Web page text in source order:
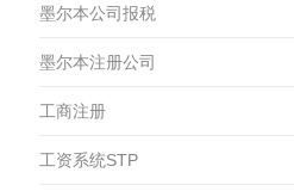
墨尔本公司报税
墨尔本注册公司
工商注册
工资系统STP